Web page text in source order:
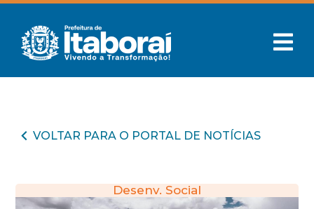
VOLTAR PARA O PORTAL DE NOTÍCIAS
Desenv. Social